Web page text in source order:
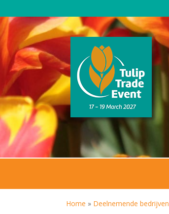
Home » Deelnemende bedrijven